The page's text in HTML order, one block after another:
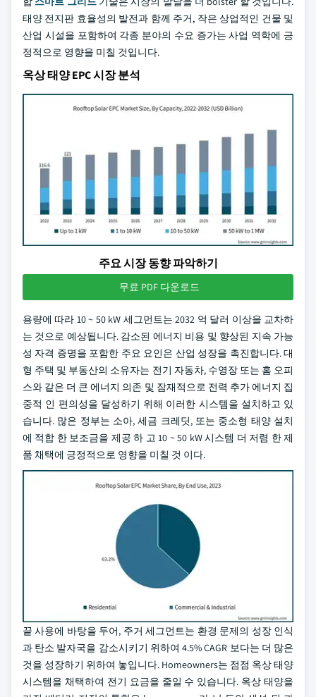
태양 전지판 효율성의 발전과 함께 주거, 작은 상업적인 건물 및
산업 시설을 포함하여 각종 분야의 수요 증가는 사업 역학에 긍
정적으로 영향을 미칠 것입니다.
옥상 태양 EPC 시장 분석
주요 시장 동향 파악하기
무료 PDF 다운로드
용량에 따라 10 ~ 50 kW 세그먼트는 2032 억 달러 이상을 교차하
는 것으로 예상됩니다. 감소된 에너지 비용 및 향상된 지속 가능
성 자격 증명을 포함한 주요 요인은 산업 성장을 촉진합니다. 대
형 주택 및 부동산의 소유자는 전기 자동차, 수영장 또는 홈 오피
스와 같은 더 큰 에너지 의존 및 잠재적으로 전력 추가 에너지 집
중적 인 편의성을 달성하기 위해 이러한 시스템을 설치하고 있
습니다. 많은 정부는 소아, 세금 크레딧, 또는 중소형 태양 설치
에 적합 한 보조금을 제공 하 고 10 ~ 50 kW 시스템 더 저렴 한 제
품 채택에 긍정적으로 영향을 미칠 것 이다.
끝 사용에 바탕을 두어, 주거 세그먼트는 환경 문제의 성장 인식
과 탄소 발자국을 감소시키기 위하여 4.5% CAGR 보다는 더 많은
것을 성장하기 위하여 놓입니다. Homeowners는 점점 옥상 태양
시스템을 채택하여 전기 요금을 줄일 수 있습니다. 옥상 태양을